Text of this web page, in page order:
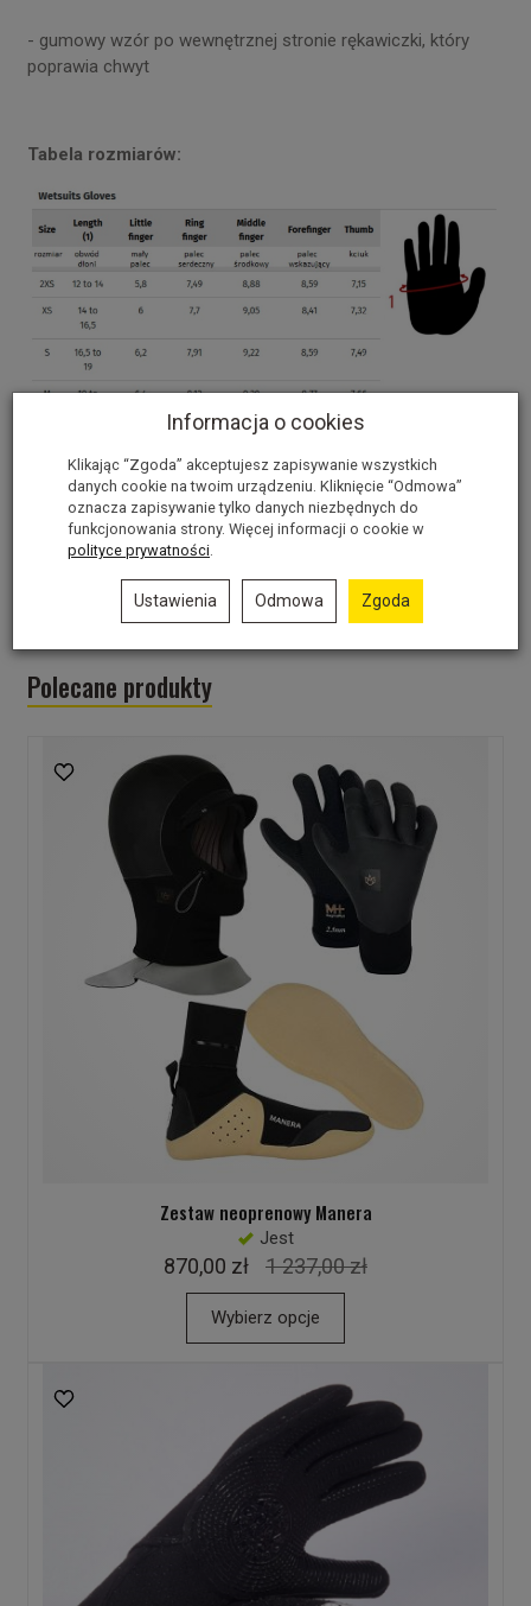
- gumowy wzór po wewnętrznej stronie rękawiczki, który
poprawia chwyt
Tabela rozmiarów:
Recenzje
Produkt nie posiada recenzji.Dodaj recenzję
Polecane produkty
Zestaw neoprenowy Manera
Jest
870,00 zł 1 237,00 zł
Wybierz opcje
Informacja o cookies
Klikając “Zgoda” akceptujesz zapisywanie wszystkich
danych cookie na twoim urządzeniu. Kliknięcie “Odmowa”
oznacza zapisywanie tylko danych niezbędnych do
funkcjonowania strony. Więcej informacji o cookie w
polityce prywatności
Ustawienia Odmowa Zgoda